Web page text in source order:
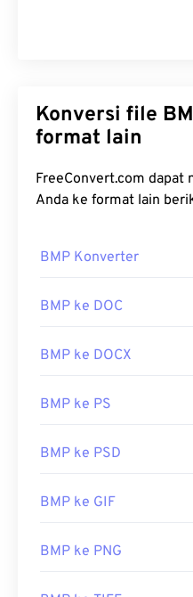
Konversi file BMP Anda ke
format lain
FreeConvert.com dapat
Anda ke format lain
BMP Konverter
BMP ke DOC
BMP ke DOCX
BMP ke PS
BMP ke PSD
BMP ke GIF
BMP ke PNG